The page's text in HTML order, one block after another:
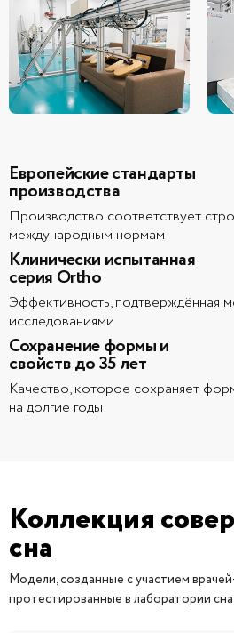
Европейские стандарты
производства
Производство соответствует
международным нормам
Клинически испытанная
серия Ortho
Эффективность, подтверждённая
исследованиями
Сохранение формы и
свойств до 35 лет
Качество, которое сохраняет
на долгие годы
Коллекция
сна
Модели, созданные с участием
протестированные в лаборатории